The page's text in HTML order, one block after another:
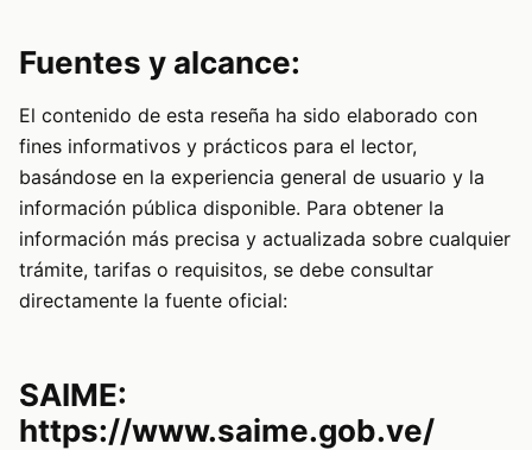
Fuentes y alcance:
El contenido de esta reseña ha sido elaborado con
fines informativos y prácticos para el lector,
basándose en la experiencia general de usuario y la
información pública disponible. Para obtener la
información más precisa y actualizada sobre cualquier
trámite, tarifas o requisitos, se debe consultar
directamente la fuente oficial:
SAIME:
https://www.saime.gob.ve/